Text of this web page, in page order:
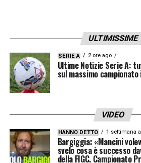
ULTIMISSIME
SERIE A 2 ore ago
Ultime Notizie Serie A:
sul massimo
VIDEO
HANNO DETTO 1 settimana
Bargiggia: «Mancini
svelo cosa è successo
della FIGC. Campionato